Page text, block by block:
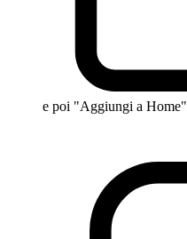
e poi "Aggiungi a Home"